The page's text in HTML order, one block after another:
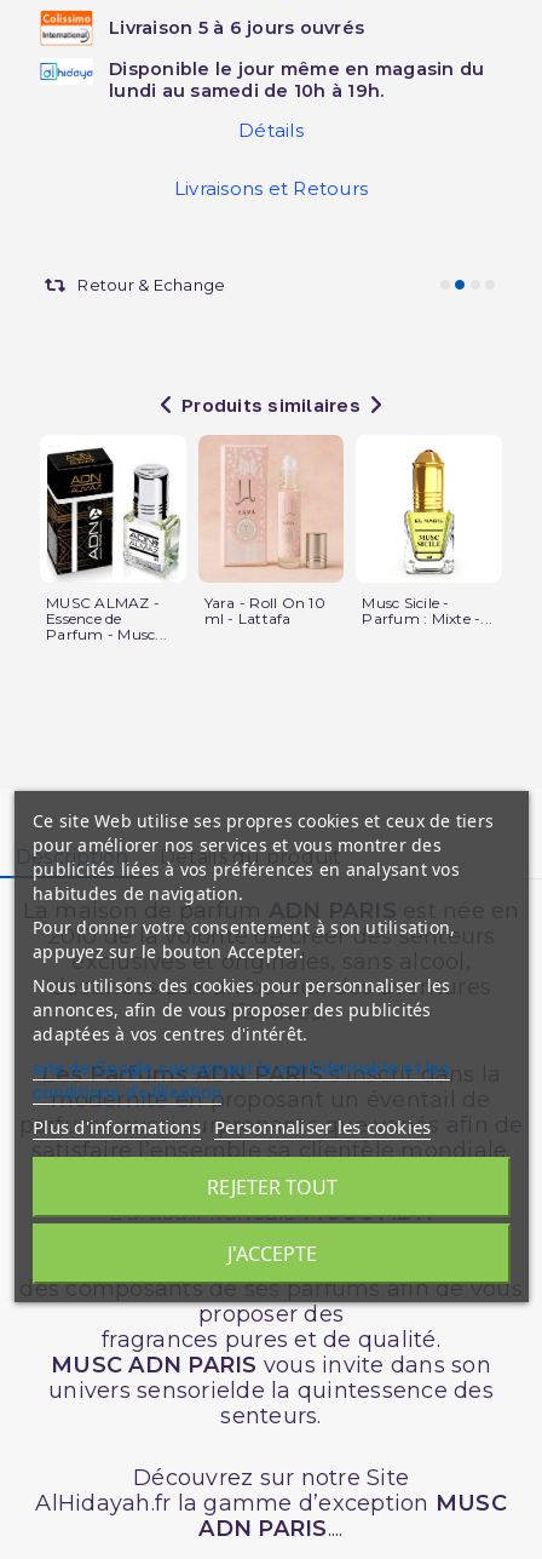
Livraison 5 à 6 jours ouvrés
Disponible le jour même en magasin du
lundi au samedi de 10h à 19h.
Détails
Livraisons et Retours
Retour & Echange
Produits similaires
MUSC ALMAZ -
Essence de
Parfum - Musc...
Yara - Roll On 10
ml - Lattafa
Musc Sicile -
Parfum : Mixte -...
Description Détails du produit
La maison de parfum
2010 de la volonté de créer des senteurs
exclusives et originales, sans alcool,
destinées aux amoureux des aventures
olfactives.
Les Parfums ADN PARISs’inscrit dans la
modernité en proposant un éventail de
parfums aussi surprenants que variés afin de
satisfaire l’ensemble sa clientèle mondiale.
L’artisan francaisMUSC ADN
stricte et une sélection rigoureuse
des composants de ses parfums afin de vous
proposer des
fragrances pures et de qualité.
MUSC ADN PARIS vous invite dans son
univers sensorielde la quintessence des
senteurs.
Découvrez sur notre Site
AlHidayah.fr la gamme d’exception MUSC
ADN PARIS....
Ce site Web utilise ses propres cookies et ceux de tiers
pour améliorer nos services et vous montrer des
publicités liées à vos préférences en analysant vos
habitudes de navigation.
Pour donner votre consentement à son utilisation,
appuyez sur le bouton Accepter.
Nous utilisons des cookies pour personnaliser les
annonces, afin de vous proposer des publicités
adaptées à vos centres d'intérêt.
site de Google concernant la confidentialité et les
conditions d'utilisation
Plus d'informations Personnaliser les cookies
REJETER TOUT
J'ACCEPTE